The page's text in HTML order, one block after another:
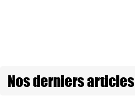
Nos derniers articles